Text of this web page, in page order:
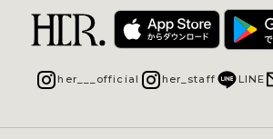
her___official her_staff LINE